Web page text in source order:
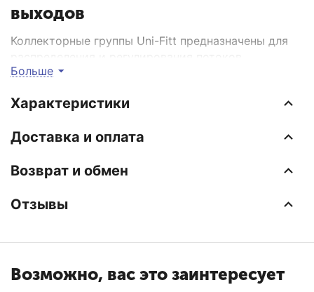
выходов
Коллекторные группы Uni-Fitt предназначены для
теплоносителя в низко- или высокотемпературных
подающем коллекторе и термостатическими
термоэлектрических приводов) на обратном
дренажным клапаном / воздухоотводчиком,
системы.
Больше
Характеристики
Доставка и оплата
Возврат и обмен
Отзывы
Возможно, вас это заинтересует